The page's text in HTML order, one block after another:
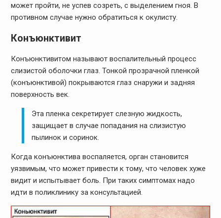
может пройти, не успев созреть, с выделением гноя. В
противном случае нужно обратиться к окулисту.
Конъюнктивит
Конъюнктивитом называют воспалительный процесс
слизистой оболочки глаз. Тонкой прозрачной пленкой
(конъюнктивой) покрываются глаз снаружи и задняя
поверхность век.
Эта пленка секретирует слезную жидкость,
защищает в случае попадания на слизистую
пылинок и соринок.
Когда конъюнктива воспаляется, орган становится
уязвимым, что может привести к тому, что человек хуже
видит и испытывает боль. При таких симптомах надо
идти в поликлинику за консультацией.